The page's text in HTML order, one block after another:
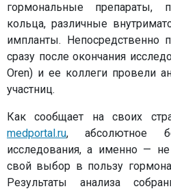
гормональные препараты,
кольца, различные
импланты. Непосредственно
сразу после окончания
Oren) и ее коллеги провели
участниц.
Как сообщает на своих
medportal.ru, абсолютное
исследования, а именно —
свой выбор в пользу
Результаты анализа